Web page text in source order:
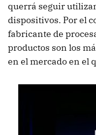
querrá seguir
dispositivos. Por el
fabricante de
productos son los
en el mercado en el